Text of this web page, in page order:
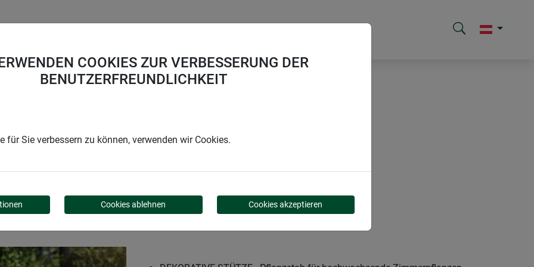
COOKIES ZUR VERBESSERUNG DER
BENUTZERFREUNDLICHKEIT
für Sie verbessern zu können, verwenden wir Cookies.
Cookies ablehnen Cookies akzeptieren